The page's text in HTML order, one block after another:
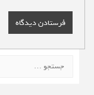
برای: